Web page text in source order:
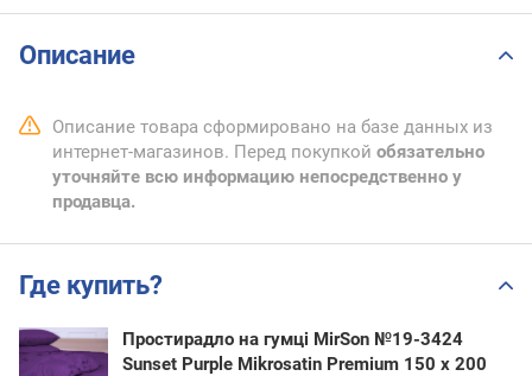
Описание
Описание товара сформировано на базе данных из
интернет-магазинов. Перед покупкой обязательно
уточняйте всю информацию непосредственно у
продавца.
Где купить?
Простирадло на гумці MirSon №19-3424
Sunset Purple Mikrosatin Premium 150 х 200